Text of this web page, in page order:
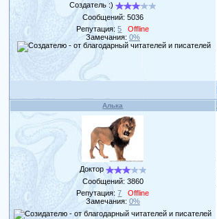
Создатель :)
Сообщений: 5036
Репутация:5
Offline
Замечания: 0%
Алька
Доктор
Сообщений: 3860
Репутация:7
Offline
Замечания: 0%